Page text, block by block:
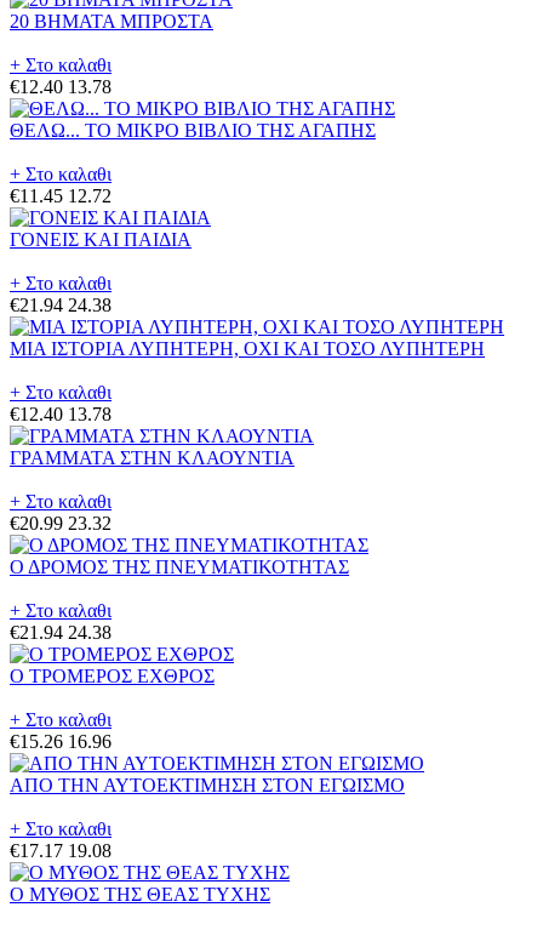
20 ΒΗΜΑΤΑ ΜΠΡΟΣΤΑ
+ Στο καλαθι
€12.40 13.78
ΘΕΛΩ... ΤΟ ΜΙΚΡΟ ΒΙΒΛΙΟ ΤΗΣ ΑΓΑΠΗΣ
+ Στο καλαθι
€11.45 12.72
ΓΟΝΕΙΣ ΚΑΙ ΠΑΙΔΙΑ
+ Στο καλαθι
€21.94 24.38
ΜΙΑ ΙΣΤΟΡΙΑ ΛΥΠΗΤΕΡΗ, ΟΧΙ ΚΑΙ ΤΟΣΟ ΛΥΠΗΤΕΡΗ
+ Στο καλαθι
€12.40 13.78
ΓΡΑΜΜΑΤΑ ΣΤΗΝ ΚΛΑΟΥΝΤΙΑ
+ Στο καλαθι
€20.99 23.32
Ο ΔΡΟΜΟΣ ΤΗΣ ΠΝΕΥΜΑΤΙΚΟΤΗΤΑΣ
+ Στο καλαθι
€21.94 24.38
Ο ΤΡΟΜΕΡΟΣ ΕΧΘΡΟΣ
+ Στο καλαθι
€15.26 16.96
ΑΠΟ ΤΗΝ ΑΥΤΟΕΚΤΙΜΗΣΗ ΣΤΟΝ ΕΓΩΙΣΜΟ
+ Στο καλαθι
€17.17 19.08
Ο ΜΥΘΟΣ ΤΗΣ ΘΕΑΣ ΤΥΧΗΣ